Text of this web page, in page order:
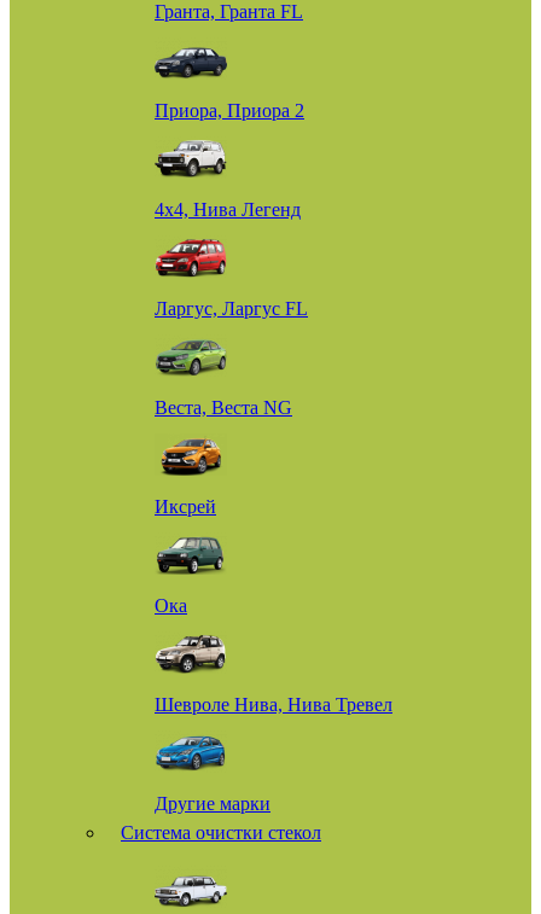
Гранта, Гранта FL
Приора, Приора 2
4х4, Нива Легенд
Ларгус, Ларгус FL
Веста, Веста NG
Иксрей
Ока
Шевроле Нива, Нива Тревел
Другие марки
Система очистки стекол